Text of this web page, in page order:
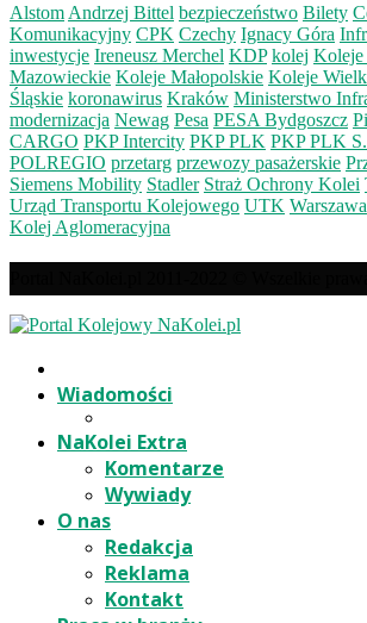
Alstom Andrzej Bittel bezpieczeństwo Bilety
Komunikacyjny CPK Czechy Ignacy Góra
inwestycje Ireneusz Merchel KDP kolej Koleje
Mazowieckie Koleje Małopolskie Koleje
Śląskie koronawirus Kraków Ministerstwo
modernizacja Newag Pesa PESA Bydgoszcz
CARGO PKP Intercity PKP PLK PKP PLK
POLREGIO przetarg przewozy pasażerskie
Siemens Mobility Stadler Straż Ochrony Kolei
Urząd Transportu Kolejowego UTK Warszawa
Kolej Aglomeracyjna
Wiadomości
NaKolei Extra
Komentarze
Wywiady
O nas
Redakcja
Reklama
Kontakt